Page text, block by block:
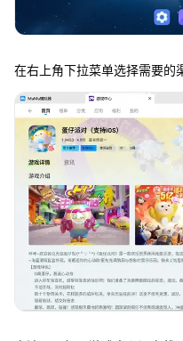
在右上角下拉菜单选择需要的